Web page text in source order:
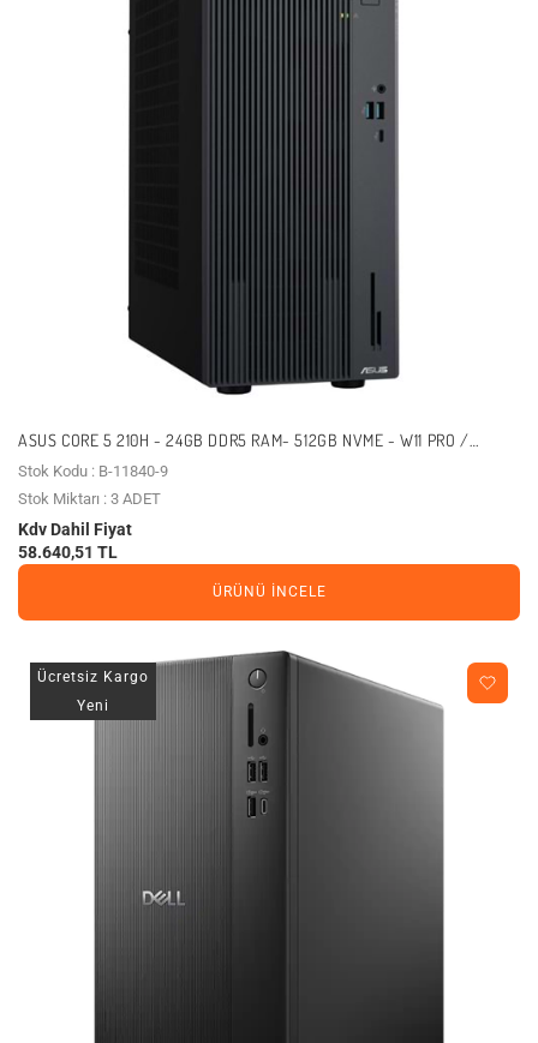
ASUS CORE 5 210H - 24GB DDR5 RAM- 512GB NVME - W11 PRO /
EXPERTCENTER P500MV-C52108512B0D (11840)
Stok Kodu : B-11840-9
Stok Miktarı : 3 ADET
Kdv Dahil Fiyat
58.640,51 TL
ÜRÜNÜ İNCELE
Ücretsiz Kargo
Yeni